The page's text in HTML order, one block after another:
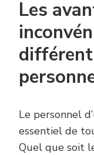
Les
Le personnel
essentiel de
Quel que soit